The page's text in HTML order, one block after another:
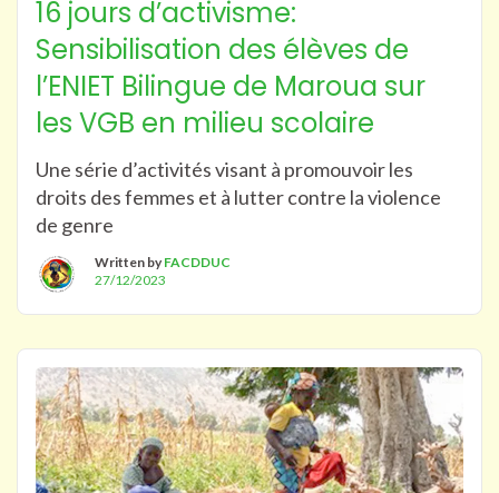
16 jours d’activisme:
Sensibilisation des élèves de
l’ENIET Bilingue de Maroua sur
les VGB en milieu scolaire
Une série d’activités visant à promouvoir les
droits des femmes et à lutter contre la violence
de genre
Written by FACDDUC
27/12/2023